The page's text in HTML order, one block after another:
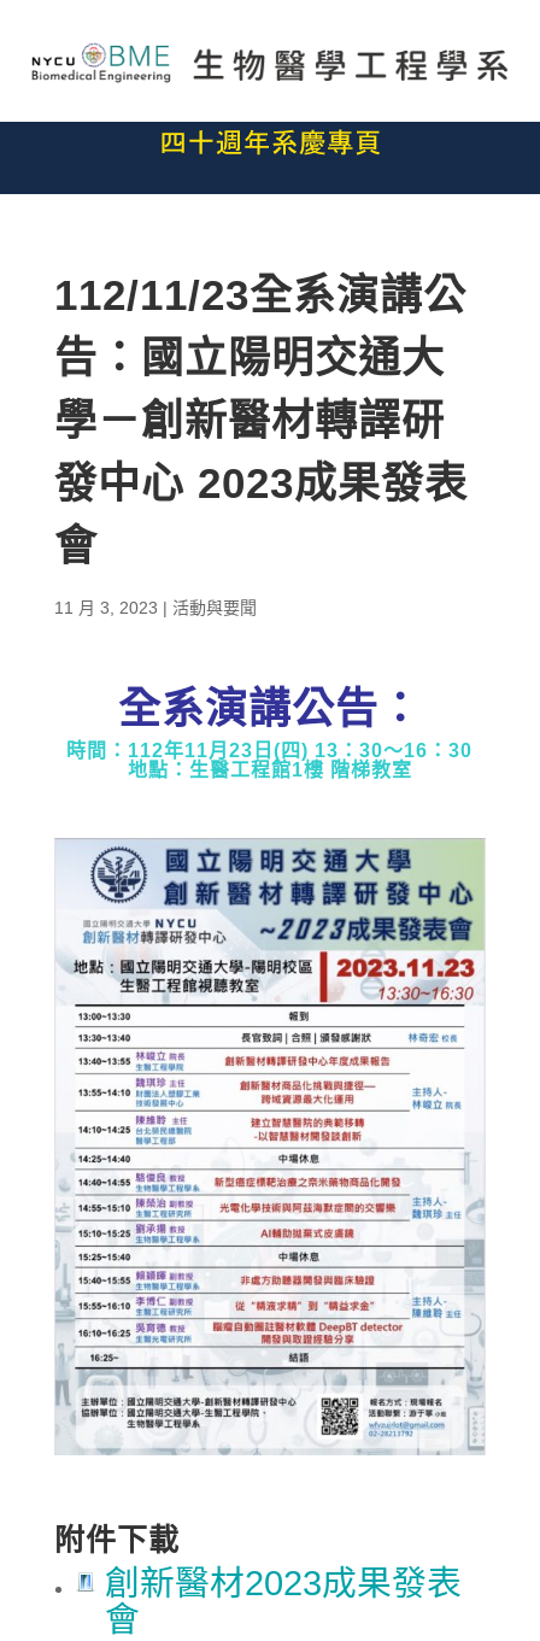
112/11/23全系演講公
告：國立陽明交通大
學－創新醫材轉譯研
發中心 2023成果發表
會
11 月 3, 2023 | 活動與要聞
全系演講公告：
時間：112年11月23日(四) 13：30～16：30
地點：生醫工程館1樓 階梯教室
附件下載
創新醫材2023成果發表
會